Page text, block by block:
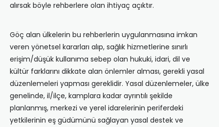
alırsak böyle rehberlere olan ihtiyaç açıktır.
Göç alan ülkelerin bu rehberlerin uygulanmasına imkan
veren yönetsel kararları alıp, sağlık hizmetlerine sınırlı
erişim/düşük kullanıma sebep olan hukuki, idari, dil ve
kültür farklarını dikkate alan önlemler alması, gerekli yasal
düzenlemeleri yapması gereklidir. Yasal düzenlemeler, ülke
genelinde, il/ilçe, kamplara kadar ayrıntılı şekilde
planlanmış, merkezi ve yerel idarelerinin periferdeki
yetkilerinin eş güdümünü sağlayan yasal destek ve